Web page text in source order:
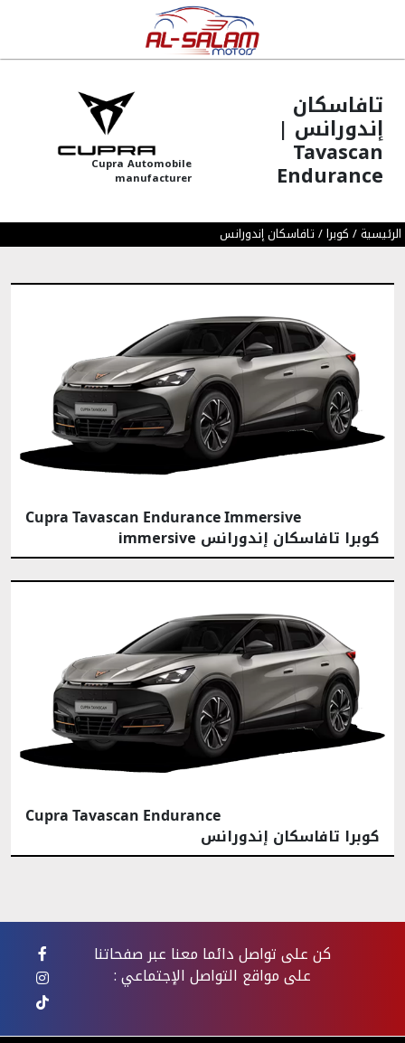
تافاسكان
إندورانس |
Tavascan
Endurance
Cupra Automobile
manufacturer
الرئيسية/ كوبرا/ تافاسكان إندورانس
Cupra Tavascan Endurance Immersive
كوبرا تافاسكان إندورانس immersive
Cupra Tavascan Endurance
كوبرا تافاسكان إندورانس
كن على تواصل دائما معنا عبر صفحاتنا
على مواقع التواصل الإجتماعي :